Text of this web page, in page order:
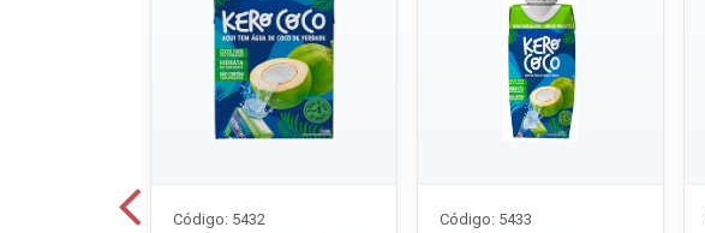
Código: 5432 Código: 5433